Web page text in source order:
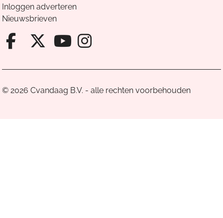
Inloggen adverteren
Nieuwsbrieven
Facebook van Cvandaag
X van Cvandaag
Instagram van
© 2026 Cvandaag B.V. - alle rechten voorbehouden